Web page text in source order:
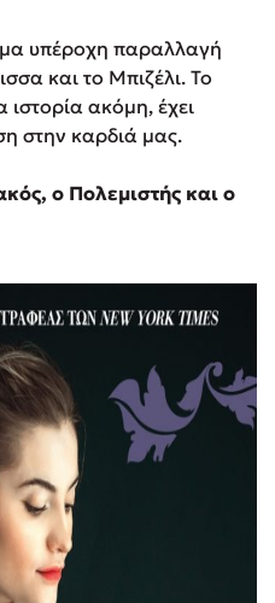
υπέροχη παραλλαγή
και το Μπιζέλι. Το
ιστορία ακόμη, έχει
στην καρδιά μας.
ο Πολεμιστής και ο